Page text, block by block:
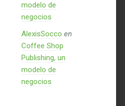
modelo de
negocios
AlexisSocco en
Coffee Shop
Publishing, un
modelo de
negocios